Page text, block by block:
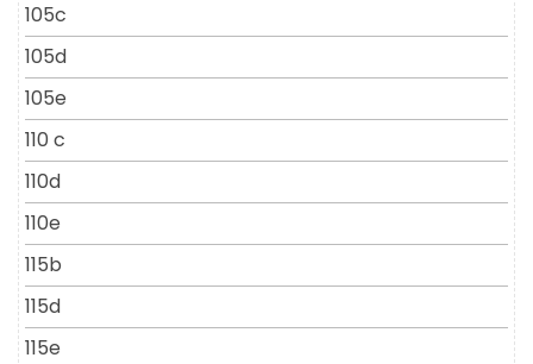
105c
105d
105e
110 c
110d
110e
115b
115d
115e